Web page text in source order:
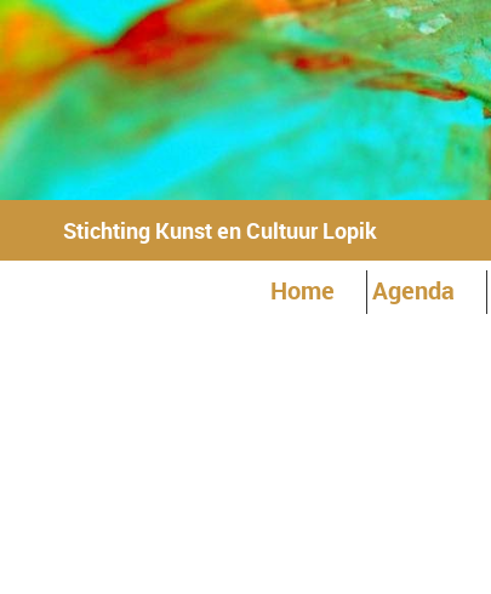
Stichting Kunst en Cultuur Lopik
Home Agenda